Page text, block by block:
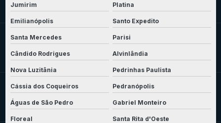
Jumirim Platina
Emilianópolis Santo Expedito
Santa Mercedes Parisi
Cândido Rodrigues Alvinlândia
Nova Luzitânia Pedrinhas Paulista
Cássia dos Coqueiros Pedranópolis
Águas de São Pedro Gabriel Monteiro
Floreal Santa Rita d'Oeste